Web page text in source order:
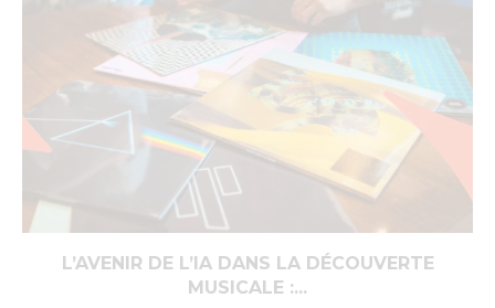
L’AVENIR DE L’IA DANS LA DÉCOUVERTE
MUSICALE :...